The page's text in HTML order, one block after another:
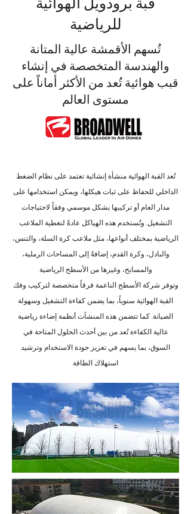
للرياضية
تُسهم الأقمشة عالية المتانة
والهندسة المتخصصة في إنشاء
قبب هوائية تُعد من الأكثر أماناً على
مستوى العالم
تُعد القبة الهوائية منشأة إنشائية تعتمد على نظام الضغط
الداخلي للحفاظ على ثبات هيكلها، ويمكن استخدامها على
مدار العام أو تركيبها بشكل موسمي وفقاً لاحتياجات
التشغيل. وتُستخدم هذه الهياكل عادةً لتغطية الملاعب
الرياضية بمختلف أنواعها، مثل ملاعب كرة السلة، والتنس،
والبادل، وكرة القدم، إضافةً إلى المساحات الرملية،
والمسابح، وغيرها من الأسطح الرياضية
وتوفر شركة الأسطح الناعمة فرقاً متخصصة لتركيب وفك
القبة الهوائية سنوياً، بما يضمن كفاءة التشغيل وسهولة
الصيانة. كما تتضمن هذه المنشآت أنظمة إضاءة رياضية
عالية الكفاءة تُعد من بين أحدث الحلول المتاحة في
السوق، بما يسهم في تعزيز جودة الاستخدام وترشيد
استهلاك الطاقة